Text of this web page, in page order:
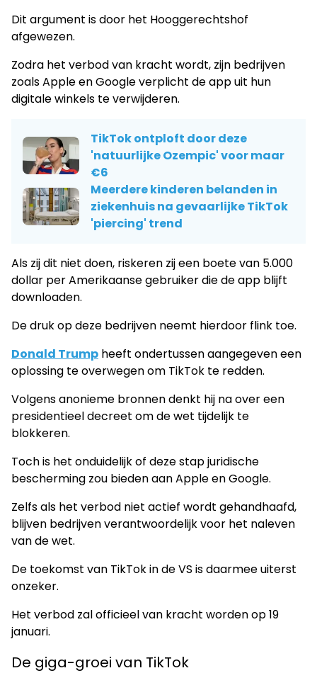
Dit argument is door het Hooggerechtshof
afgewezen.
Zodra het verbod van kracht wordt, zijn bedrijven
zoals Apple en Google verplicht de app uit hun
digitale winkels te verwijderen.
TikTok ontploft door deze
'natuurlijke Ozempic' voor maar
€6
Meerdere kinderen belanden in
ziekenhuis na gevaarlijke TikTok
'piercing' trend
Als zij dit niet doen, riskeren zij een boete van 5.000
dollar per Amerikaanse gebruiker die de app blijft
downloaden.
De druk op deze bedrijven neemt hierdoor flink toe.
Donald Trump heeft ondertussen aangegeven een
oplossing te overwegen om TikTok te redden.
Volgens anonieme bronnen denkt hij na over een
presidentieel decreet om de wet tijdelijk te
blokkeren.
Toch is het onduidelijk of deze stap juridische
bescherming zou bieden aan Apple en Google.
Zelfs als het verbod niet actief wordt gehandhaafd,
blijven bedrijven verantwoordelijk voor het naleven
van de wet.
De toekomst van TikTok in de VS is daarmee uiterst
onzeker.
Het verbod zal officieel van kracht worden op 19
januari.
De giga-groei van TikTok